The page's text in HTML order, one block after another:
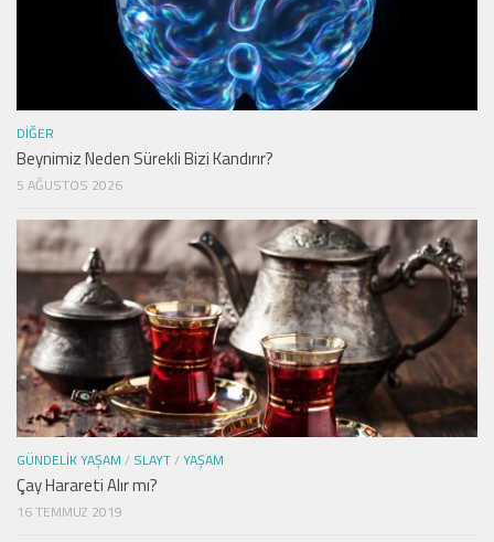
DIĞER
Beynimiz Neden Sürekli Bizi Kandırır?
5 AĞUSTOS 2026
GÜNDELIK YAŞAM / SLAYT/YAŞAM
Çay Harareti Alır mı?
16 TEMMUZ 2019